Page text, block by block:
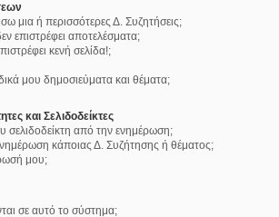
μια ή περισσότερες Δ. Συζητήσεις;
επιστρέφει αποτελέσματα;
κενή σελίδα!;
μου δημοσιεύματα και θέματα;
και Σελιδοδείκτες
σελιδοδείκτη από την ενημέρωση;
κάποιας Δ. Συζήτησης ή θέματος;
μου;
σε αυτό το σύστημα;